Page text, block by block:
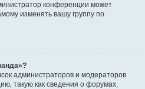
конференции может
изменять вашу группу по
администраторов и модераторов
такую как сведения о форумах,